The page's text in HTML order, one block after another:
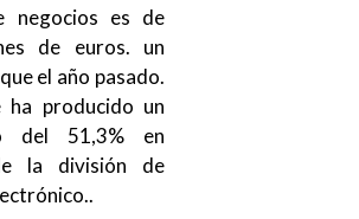
negocios es de
de euros. un
el año pasado.
ha producido un
del 51,3% en
la división de